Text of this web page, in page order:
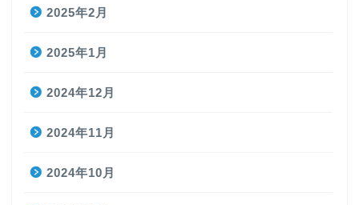
2025年2月
2025年1月
2024年12月
2024年11月
2024年10月